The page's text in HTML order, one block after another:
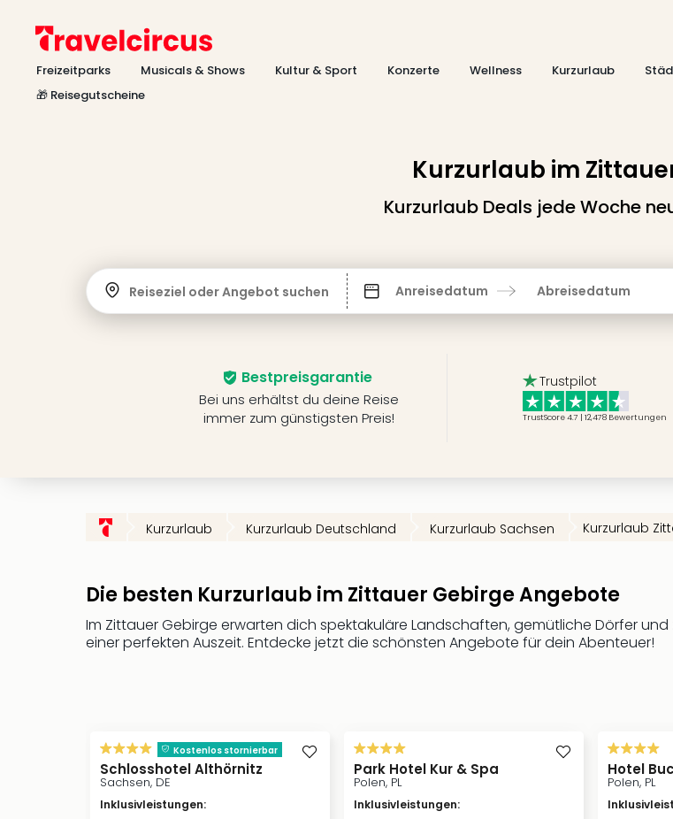
Freizeitparks Musicals & Shows Kultur & Sport Konzerte Wellness Kurzurlaub
🎁 Reisegutscheine
Kurzurlaub im
Kurzurlaub Deals jede Woche
Reiseziel oder Angebot suchen Anreisedatum Abreisedatum
Bestpreisgarantie
Bei uns erhältst du deine Reise
immer zum günstigsten Preis!
Trustpilot
TrustScore 4.7 | 12,478 Bewertungen
Kurzurlaub Kurzurlaub Deutschland Kurzurlaub Sachsen Kurzurlaub
Die besten Kurzurlaub im Zittauer Gebirge Angebote
Im Zittauer Gebirge erwarten dich spektakuläre Landschaften, gemütliche Dörfer und
einer perfekten Auszeit. Entdecke jetzt die schönsten Angebote für dein Abenteuer!
Kostenlos stornierbar
Schlosshotel Althörnitz
Sachsen, DE
Inklusivleistungen:
Park Hotel Kur & Spa
Polen, PL
Inklusivleistungen:
Hotel
Polen, PL